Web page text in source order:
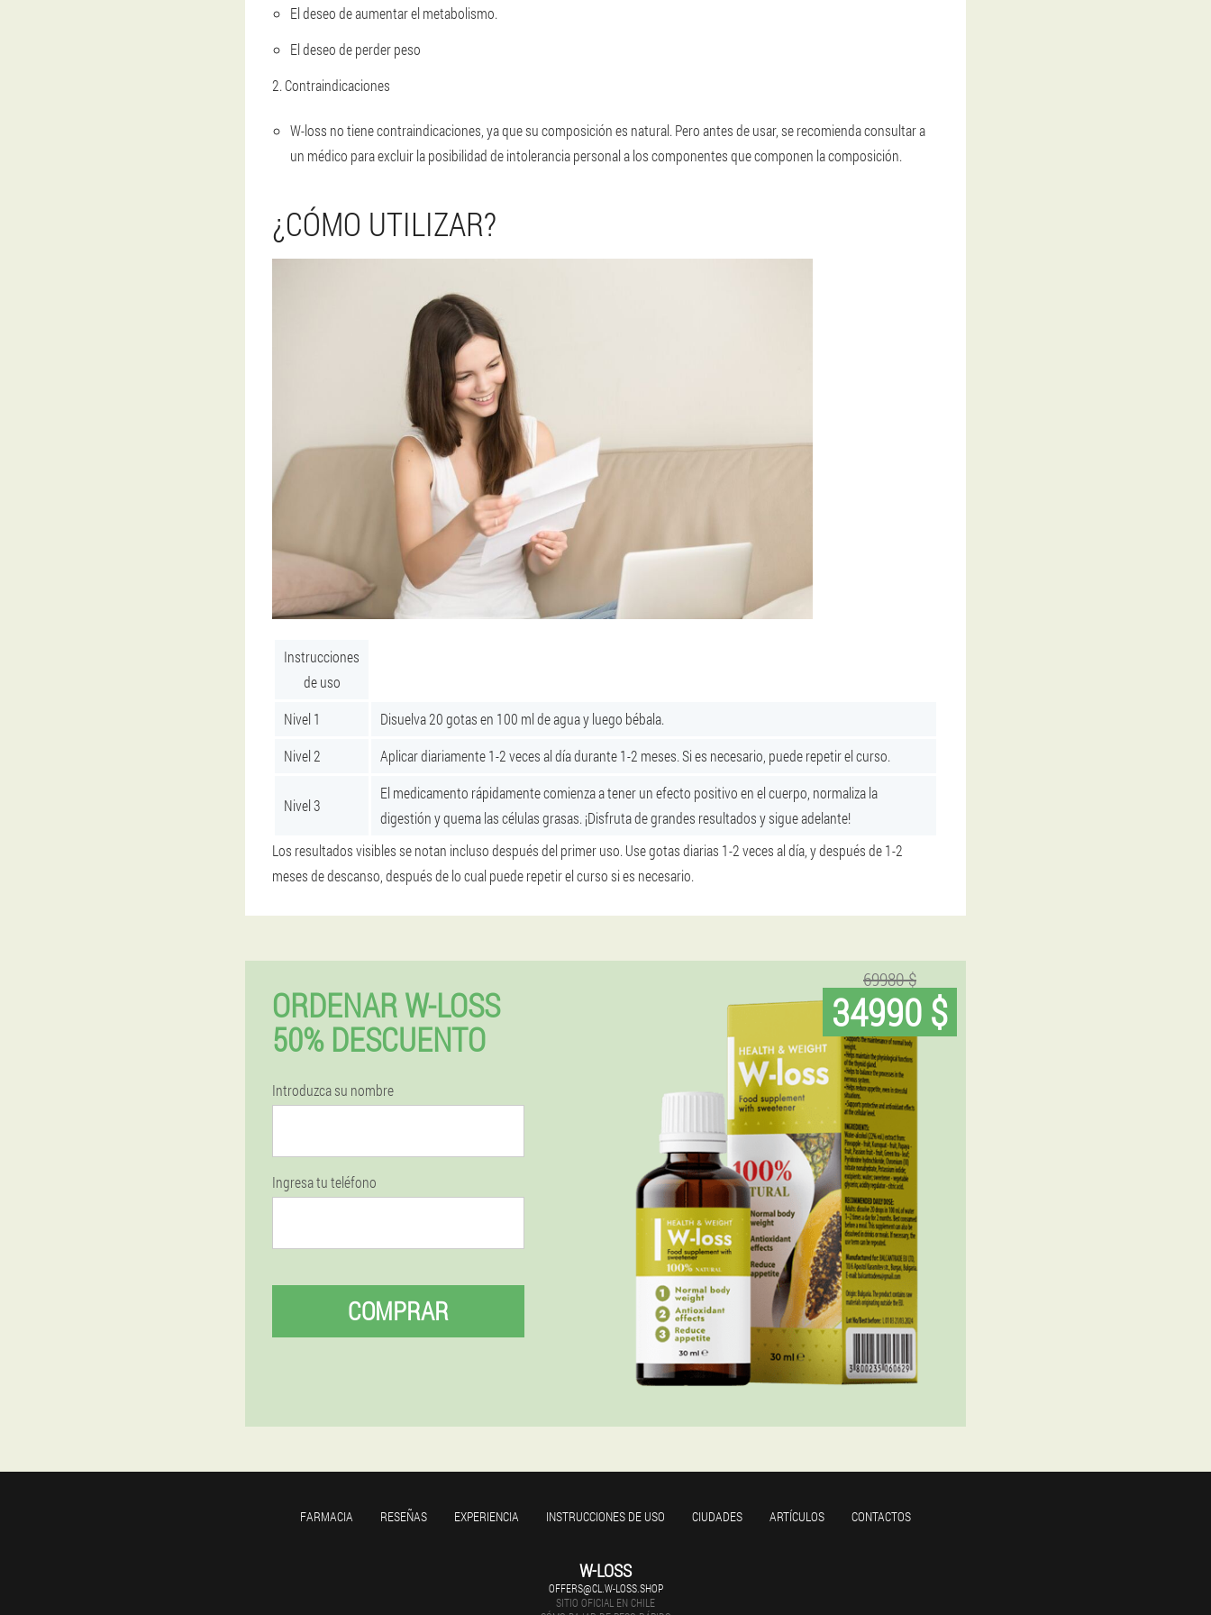
El deseo de aumentar el metabolismo.
El deseo de perder peso
2. Contraindicaciones
W-loss no tiene contraindicaciones, ya que su composición es natural. Pero antes de usar, se recomienda consultar a
un médico para excluir la posibilidad de intolerancia personal a los componentes que componen la composición.
¿CÓMO UTILIZAR?
Instrucciones
de uso
Nivel 1
Disuelva 20 gotas en 100 ml de agua y luego bébala.
Nivel 2
Aplicar diariamente 1-2 veces al día durante 1-2 meses. Si es necesario, puede repetir el curso.
Nivel 3
El medicamento rápidamente comienza a tener un efecto positivo en el cuerpo, normaliza la
digestión y quema las células grasas. ¡Disfruta de grandes resultados y sigue adelante!
Los resultados visibles se notan incluso después del primer uso. Use gotas diarias 1-2 veces al día, y después de 1-2
meses de descanso, después de lo cual puede repetir el curso si es necesario.
ORDENAR W-LOSS
50% DESCUENTO
Introduzca su nombre
Ingresa tu teléfono
COMPRAR
69980 $
34990 $
FARMACIA RESEÑAS EXPERIENCIA INSTRUCCIONES DE USO CIUDADES ARTÍCULOS CONTACTOS
W-LOSS
OFFERS@CL.W-LOSS.SHOP
SITIO OFICIAL EN CHILE